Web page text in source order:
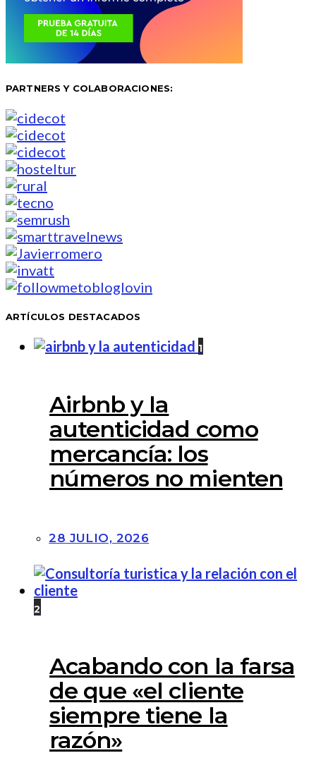
PARTNERS Y COLABORACIONES:
ARTÍCULOS DESTACADOS
1
Airbnb y la
autenticidad como
mercancía: los
números no mienten
28 JULIO, 2026
2
Acabando con la farsa
de que «el cliente
siempre tiene la
razón»